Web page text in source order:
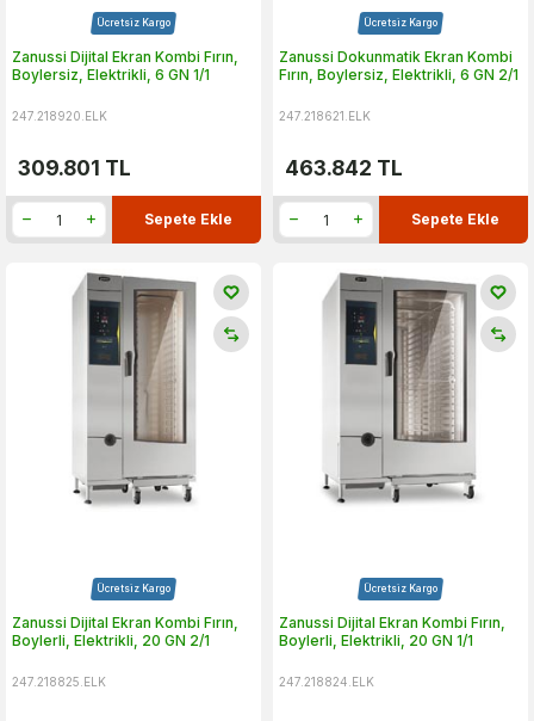
Ücretsiz Kargo
Zanussi Dijital Ekran Kombi Fırın,
Boylersiz, Elektrikli, 6 GN 1/1
247.218920.ELK
309.801 TL
Sepete Ekle
Ücretsiz Kargo
Zanussi Dokunmatik Ekran Kombi
Fırın, Boylersiz, Elektrikli, 6 GN 2/1
247.218621.ELK
463.842 TL
Sepete Ekle
Ücretsiz Kargo
Zanussi Dijital Ekran Kombi Fırın,
Boylerli, Elektrikli, 20 GN 2/1
247.218825.ELK
Ücretsiz Kargo
Zanussi Dijital Ekran Kombi Fırın,
Boylerli, Elektrikli, 20 GN 1/1
247.218824.ELK